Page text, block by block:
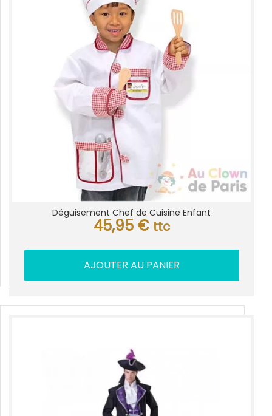
Déguisement Chef de Cuisine Enfant
45,95 € ttc
AJOUTER AU PANIER